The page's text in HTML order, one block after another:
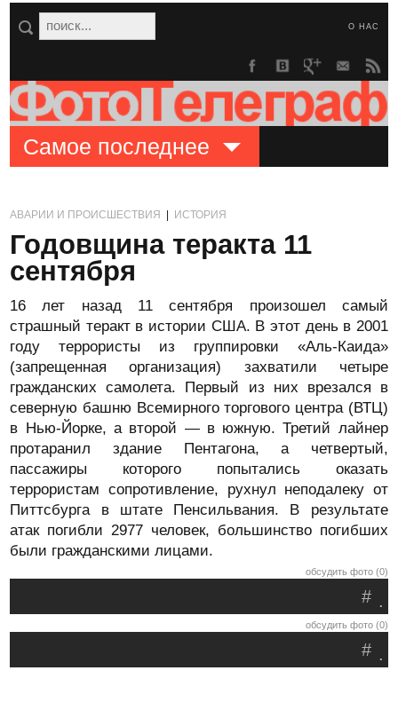
О НАС
Самое последнее
АВАРИИ И ПРОИСШЕСТВИЯ ИСТОРИЯ
Годовщина теракта 11
сентября
16 лет назад 11 сентября произошел самый
страшный теракт в истории США. В этот день в 2001
году террористы из группировки «Аль-Каида»
(запрещенная организация) захватили четыре
гражданских самолета. Первый из них врезался в
северную башню Всемирного торгового центра (ВТЦ)
в Нью-Йорке, а второй — в южную. Третий лайнер
протаранил здание Пентагона, а четвертый,
пассажиры которого попытались оказать
террористам сопротивление, рухнул неподалеку от
Питтсбурга в штате Пенсильвания. В результате
атак погибли 2977 человек, большинство погибших
были гражданскими лицами.
обсудить фото (0)
.
#
обсудить фото (0)
.
#